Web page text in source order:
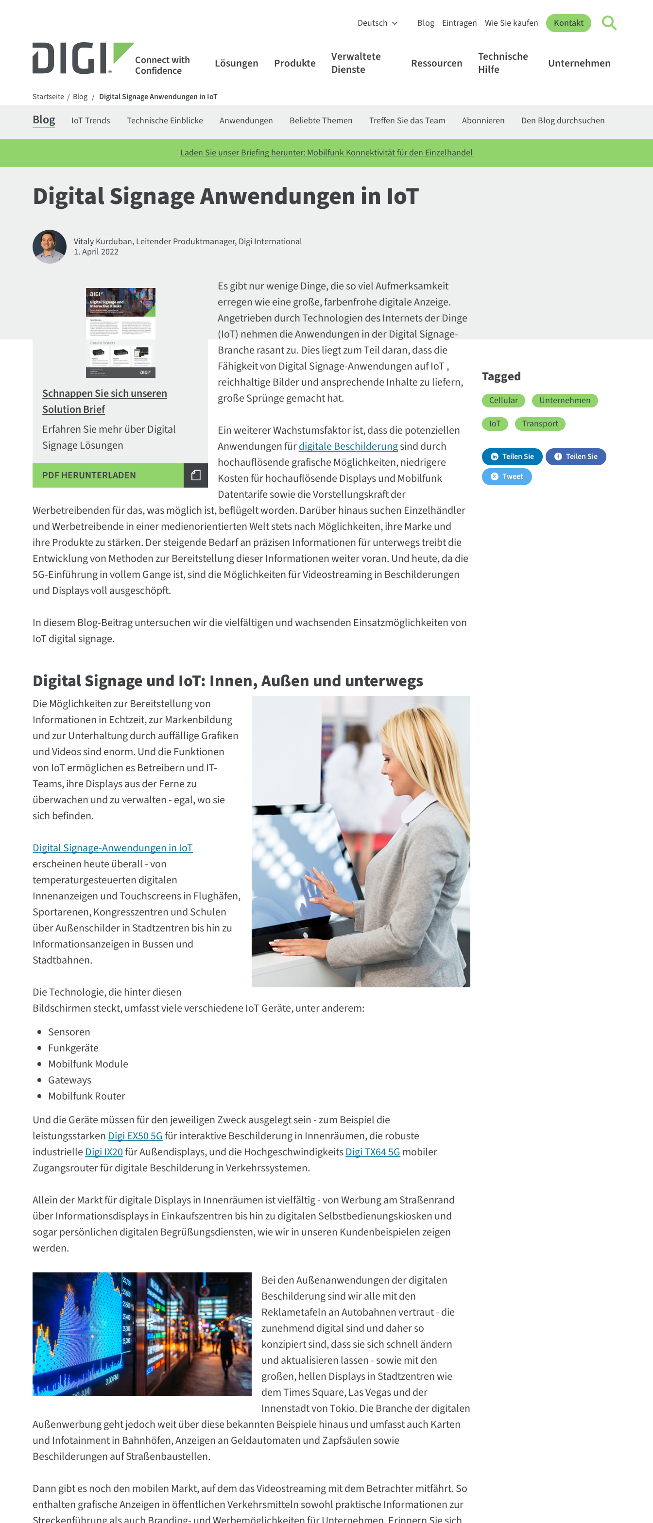
Connect with
Confidence
Blog Eintragen Wie Sie kaufen Kontakt
Lösungen Produkte
Verwaltete
Dienste
Ressourcen
Technische
Hilfe
Unternehmen
Startseite / Blog / Digital Signage Anwendungen in IoT
Blog IoT Trends Technische Einblicke Anwendungen Beliebte Themen Treffen Sie das Team Abonnieren Den Blog durchsuchen
Laden Sie unser Briefing herunter: Mobilfunk Konnektivität für den Einzelhandel
Digital Signage Anwendungen in IoT
Vitaly Kurduban, Leitender Produktmanager, Digi International
1. April 2022
Schnappen Sie sich unseren
Solution Brief
Erfahren Sie mehr über Digital
Signage Lösungen
PDF HERUNTERLADEN
Es gibt nur wenige Dinge, die so viel Aufmerksamkeit
erregen wie eine große, farbenfrohe digitale Anzeige.
Angetrieben durch Technologien des Internets der Dinge
(IoT) nehmen die Anwendungen in der Digital Signage-
Branche rasant zu. Dies liegt zum Teil daran, dass die
Fähigkeit von Digital Signage-Anwendungen auf IoT ,
reichhaltige Bilder und ansprechende Inhalte zu liefern,
große Sprünge gemacht hat.
Ein weiterer Wachstumsfaktor ist, dass die potenziellen
Anwendungen fürdigitale Beschilderungsind durch
hochauflösende grafische Möglichkeiten, niedrigere
Kosten für hochauflösende Displays und Mobilfunk
Datentarife sowie die Vorstellungskraft der
Werbetreibenden für das, was möglich ist, beflügelt worden. Darüber hinaus suchen Einzelhändler
und Werbetreibende in einer medienorientierten Welt stets nach Möglichkeiten, ihre Marke und
ihre Produkte zu stärken. Der steigende Bedarf an präzisen Informationen für unterwegs treibt die
Entwicklung von Methoden zur Bereitstellung dieser Informationen weiter voran. Und heute, da die
5G-Einführung in vollem Gange ist, sind die Möglichkeiten für Videostreaming in Beschilderungen
und Displays voll ausgeschöpft.
In diesem Blog-Beitrag untersuchen wir die vielfältigen und wachsenden Einsatzmöglichkeiten von
IoT digital signage.
Digital Signage und IoT: Innen, Außen und unterwegs
Die Möglichkeiten zur Bereitstellung von
Informationen in Echtzeit, zur Markenbildung
und zur Unterhaltung durch auffällige Grafiken
und Videos sind enorm. Und die Funktionen
von IoT ermöglichen es Betreibern und IT-
Teams, ihre Displays aus der Ferne zu
überwachen und zu verwalten - egal, wo sie
sich befinden.
Digital Signage-Anwendungen in IoT
erscheinen heute überall - von
temperaturgesteuerten digitalen
Innenanzeigen und Touchscreens in Flughäfen,
Sportarenen, Kongresszentren und Schulen
über Außenschilder in Stadtzentren bis hin zu
Informationsanzeigen in Bussen und
Stadtbahnen.
Die Technologie, die hinter diesen
Bildschirmen steckt, umfasst viele verschiedene IoT Geräte, unter anderem:
Sensoren
Funkgeräte
Mobilfunk Module
Gateways
Mobilfunk Router
Und die Geräte müssen für den jeweiligen Zweck ausgelegt sein - zum Beispiel die
leistungsstarken Digi EX50 5Gfür interaktive Beschilderung in Innenräumen, die robuste
industrielle Digi IX20für Außendisplays, und die HochgeschwindigkeitsDigi TX64 5G mobiler
Zugangsrouter für digitale Beschilderung in Verkehrssystemen.
Allein der Markt für digitale Displays in Innenräumen ist vielfältig - von Werbung am Straßenrand
über Informationsdisplays in Einkaufszentren bis hin zu digitalen Selbstbedienungskiosken und
sogar persönlichen digitalen Begrüßungsdiensten, wie wir in unseren Kundenbeispielen zeigen
werden.
Bei den Außenanwendungen der digitalen
Beschilderung sind wir alle mit den
Reklametafeln an Autobahnen vertraut - die
zunehmend digital sind und daher so
konzipiert sind, dass sie sich schnell ändern
und aktualisieren lassen - sowie mit den
großen, hellen Displays in Stadtzentren wie
dem Times Square, Las Vegas und der
Innenstadt von Tokio. Die Branche der digitalen
Außenwerbung geht jedoch weit über diese bekannten Beispiele hinaus und umfasst auch Karten
und Infotainment in Bahnhöfen, Anzeigen an Geldautomaten und Zapfsäulen sowie
Beschilderungen auf Straßenbaustellen.
Dann gibt es noch den mobilen Markt, auf dem das Videostreaming mit dem Betrachter mitfährt. So
enthalten grafische Anzeigen in öffentlichen Verkehrsmitteln sowohl praktische Informationen zur
Tagged
Cellular
Unternehmen
IoT
Transport
Teilen Sie
Teilen Sie
Tweet